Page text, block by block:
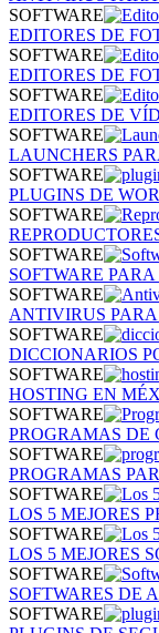
SOFTWARE
EDITORES DE
SOFTWARE
EDITORES DE
SOFTWARE
EDITORES DE
SOFTWARE
LAUNCHERS
SOFTWARE
PLUGINS DE
SOFTWARE
SOFTWARE
SOFTWARE
SOFTWARE
ANTIVIRUS
SOFTWARE
DICCIONARIOS
SOFTWARE
HOSTING EN
SOFTWARE
PROGRAMAS
SOFTWARE
PROGRAMAS
SOFTWARE
LOS 5 MEJORES
SOFTWARE
LOS 5 MEJORES
SOFTWARE
SOFTWARES DE
SOFTWARE